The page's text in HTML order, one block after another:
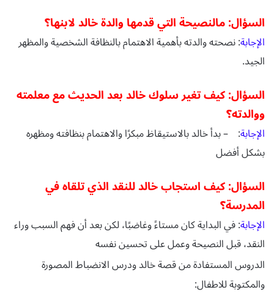
السؤال: مالنصيحة التي قدمها والدة خالد لابنها؟
الإجابة:نصحته والدته بأهمية الاهتمام بالنظافة الشخصية والمظهر
الجيد.
السؤال:كيف تغير سلوك خالد بعد الحديث مع معلمته
ووالدته؟
الإجابة: – بدأ خالد بالاستيقاظ مبكرًا والاهتمام بنظافته ومظهره
بشكل أفضل
السؤال:كيف استجاب خالد للنقد الذي تلقاه في
المدرسة؟
الإجابة: في البداية كان مستاءً وغاضبًا، لكن بعد أن فهم السبب وراء
النقد، قبل النصيحة وعمل على تحسين نفسه
الدروس المستفادة من قصة خالد ودرس الانضباط المصورة
والمكتوبة للاطفال: